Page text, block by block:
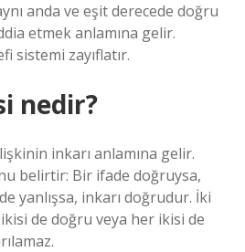
anda ve eşit derecede doğru
etmek anlamına gelir.
sistemi zayıflatır.
nedir?
inkarı anlamına gelir.
belirtir: Bir ifade doğruysa,
yanlışsa, inkarı doğrudur. İki
de doğru veya her ikisi de